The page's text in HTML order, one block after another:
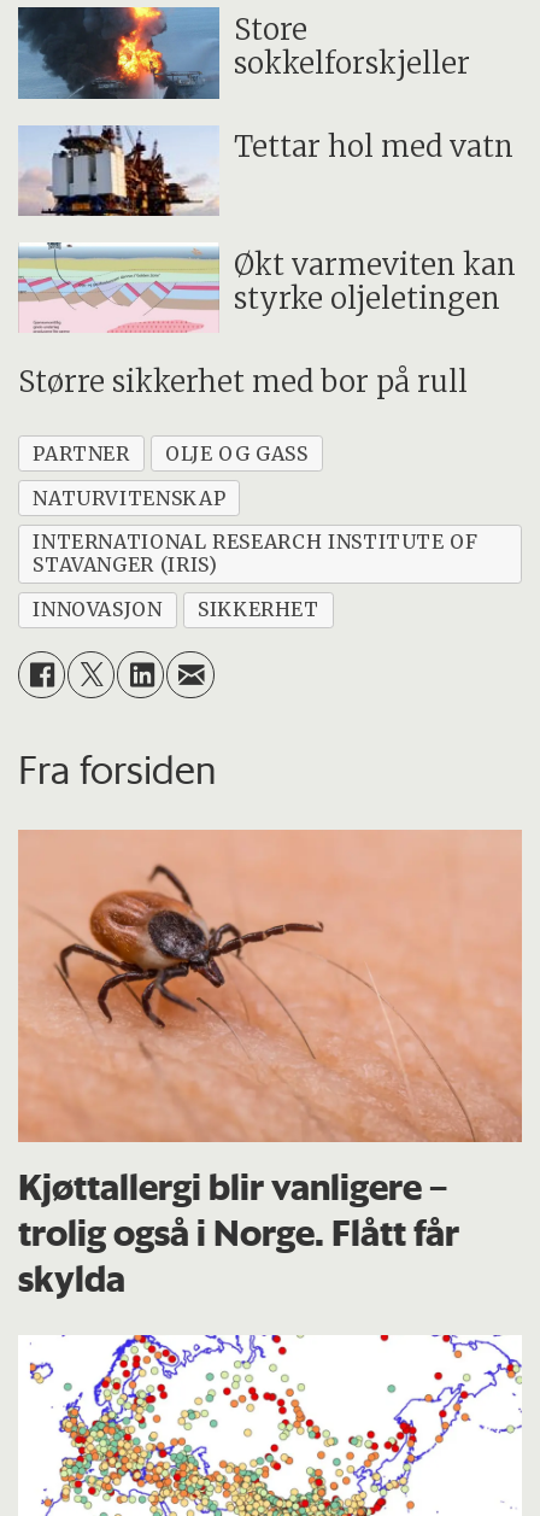
Store
sokkelforskjeller
Tettar hol med vatn
Økt varmeviten kan
styrke oljeletingen
Større sikkerhet med bor på rull
PARTNER
OLJE OG GASS
NATURVITENSKAP
INTERNATIONAL RESEARCH INSTITUTE OF
STAVANGER (IRIS)
INNOVASJON
SIKKERHET
Fra forsiden
Kjøttallergi blir vanligere –
trolig også i Norge. Flått får
skylda